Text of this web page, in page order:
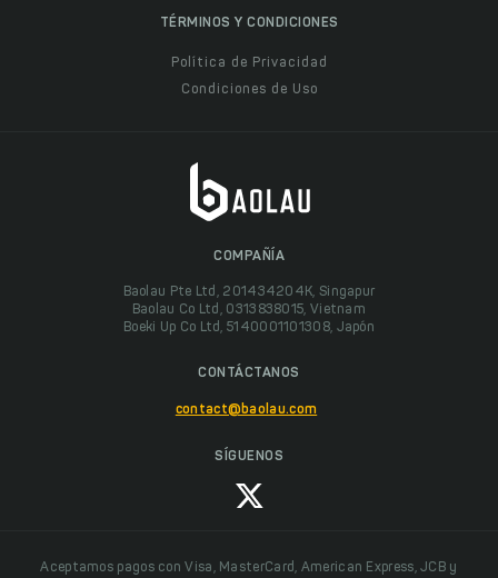
TÉRMINOS Y CONDICIONES
Política de Privacidad
Condiciones de Uso
COMPAÑÍA
Baolau Pte Ltd, 201434204K, Singapur
Baolau Co Ltd, 0313838015, Vietnam
Boeki Up Co Ltd, 5140001101308, Japón
CONTÁCTANOS
contact@baolau.com
SÍGUENOS
Aceptamos pagos con Visa, MasterCard, American Express, JCB y